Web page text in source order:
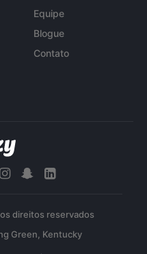
Equipe
Blogue
Contato
direitos reservados